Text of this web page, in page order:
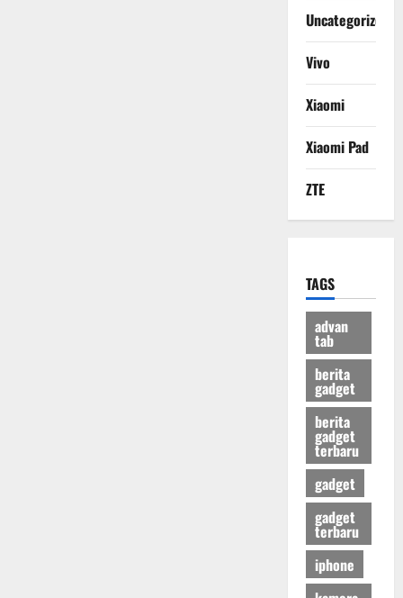
Uncategorized
Vivo
Xiaomi
Xiaomi Pad
ZTE
TAGS
advan
tab
berita
gadget
berita
gadget
terbaru
gadget
gadget
terbaru
iphone